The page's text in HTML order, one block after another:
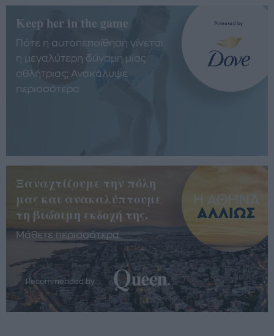
Keep her in the game
Πότε η αυτοπεποίθηση γίνεται
η μεγαλύτερη δύναμη μίας
αθλήτριας; Ανακάλυψε
περισσότερα
Ξαναχτίζουμε την πόλη
μας και ανακαλύπτουμε
τη βιώσιμη εκδοχή της.
Μάθετε περισσότερα
Recommended by